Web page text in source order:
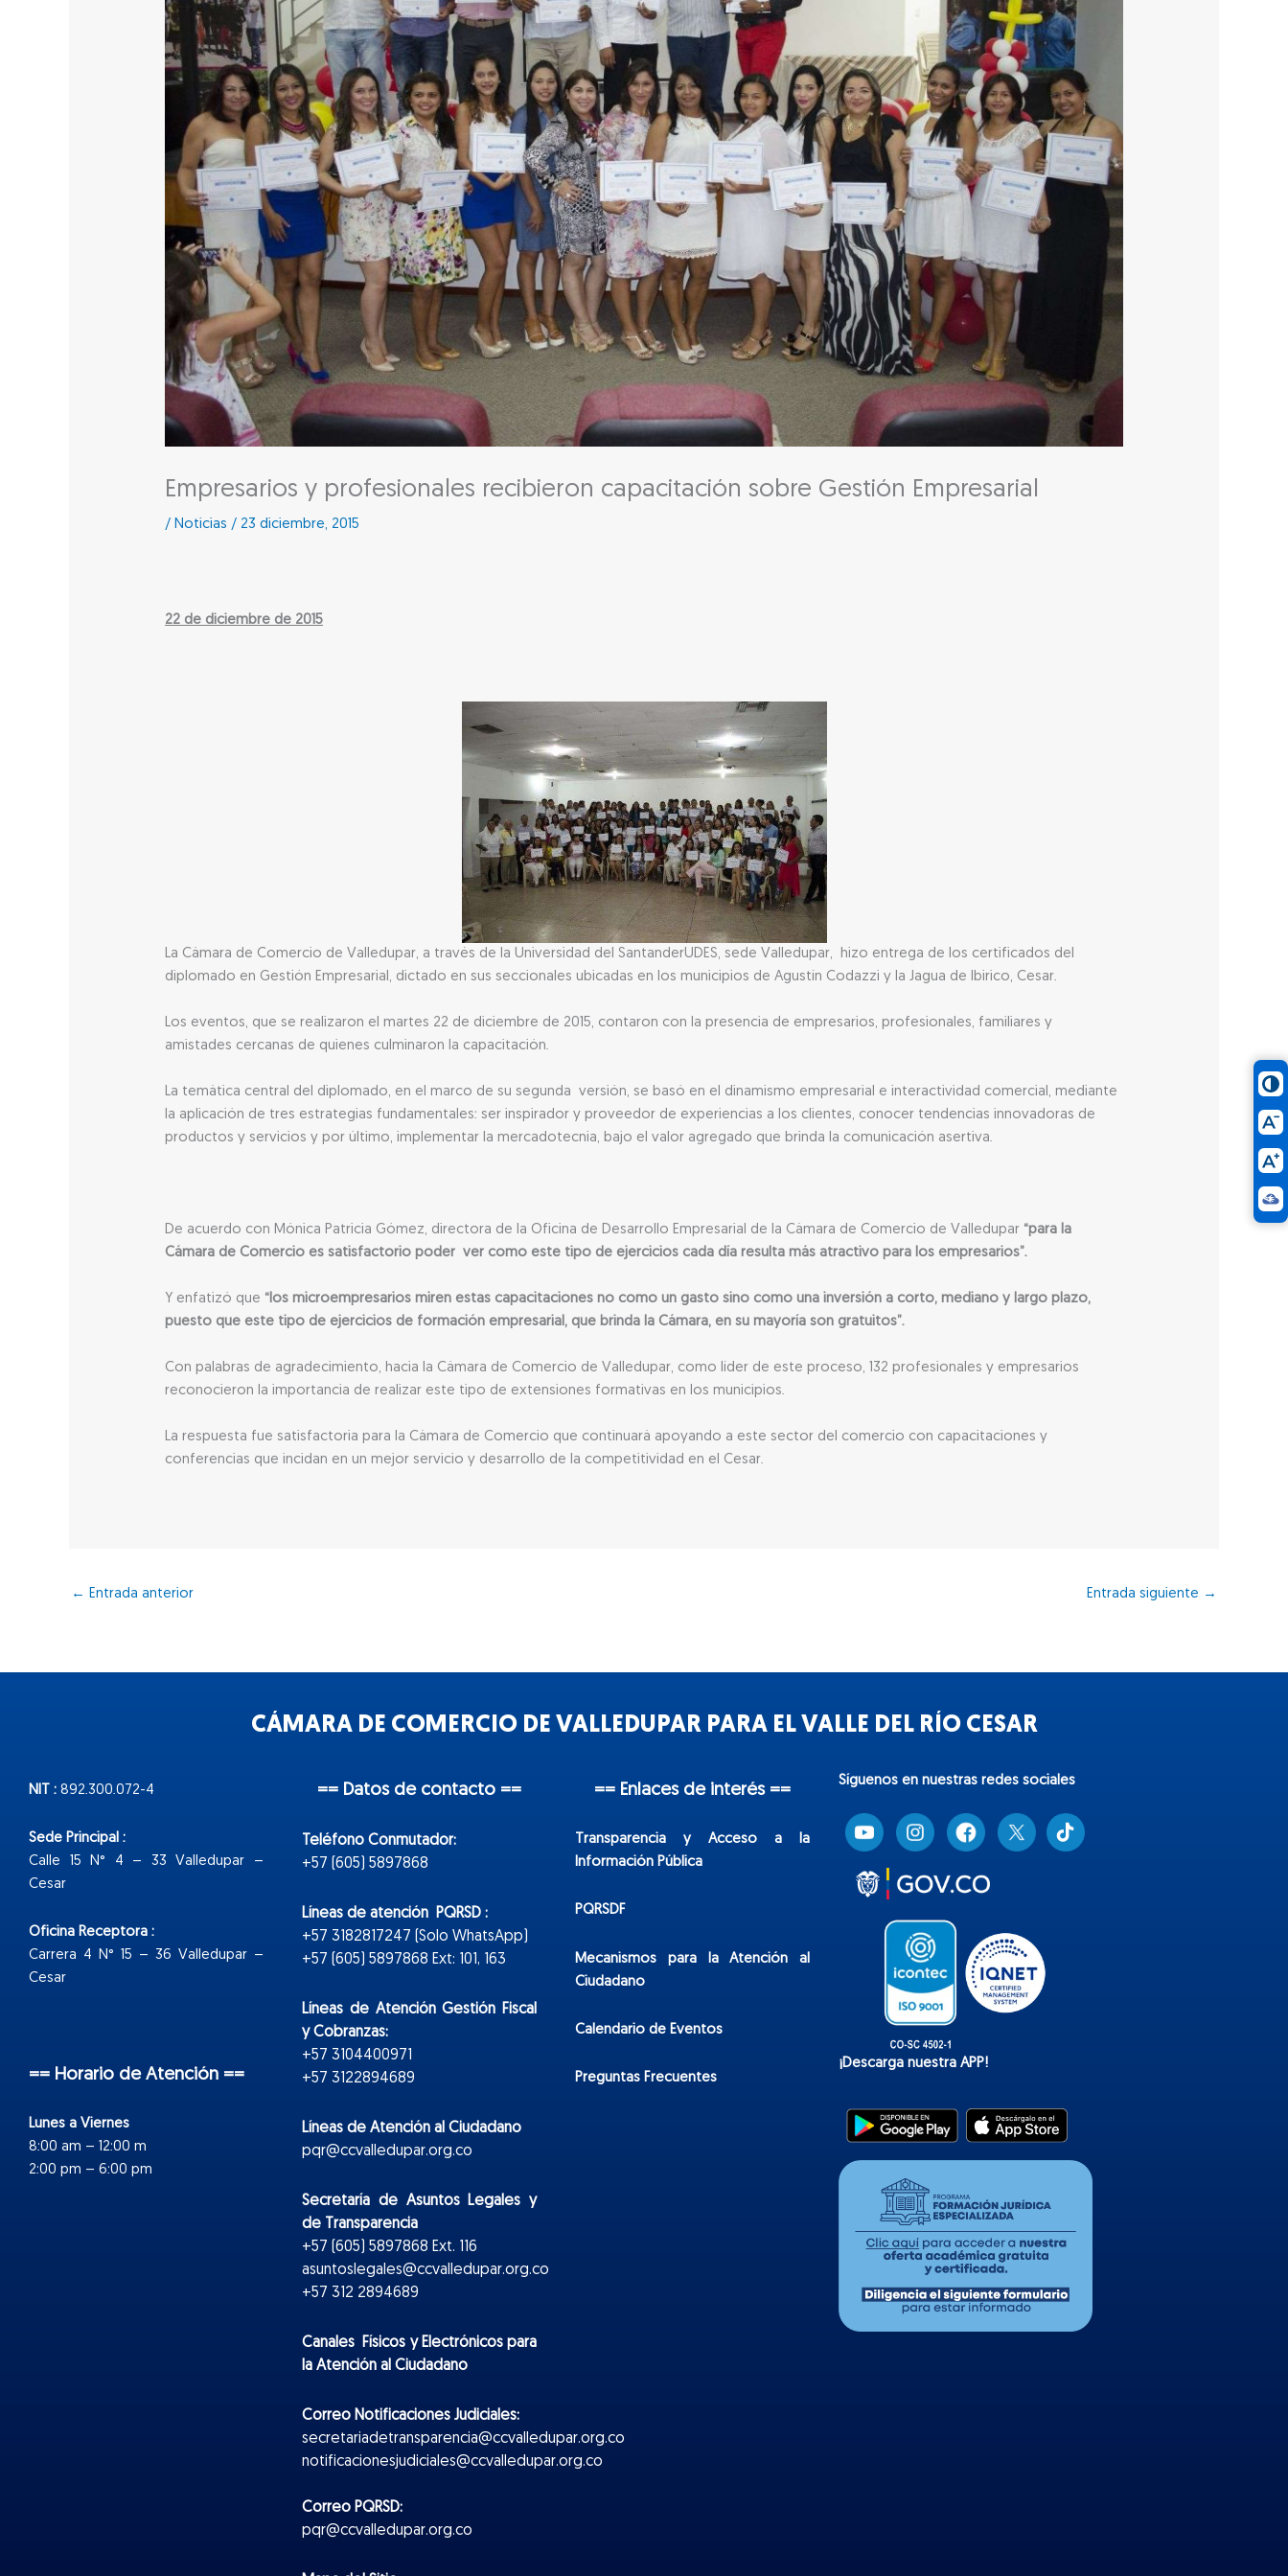
Empresarios y profesionales recibieron capacitación sobre Gestión Empresarial
/ Noticias / 23 diciembre, 2015
22 de diciembre de 2015
La Cámara de Comercio de Valledupar, a través de la Universidad del SantanderUDES, sede Valledupar, hizo entrega de los certificados del
diplomado en Gestión Empresarial, dictado en sus seccionales ubicadas en los municipios de Agustín Codazzi y la Jagua de Ibirico, Cesar.
Los eventos, que se realizaron el martes 22 de diciembre de 2015, contaron con la presencia de empresarios, profesionales, familiares y
amistades cercanas de quienes culminaron la capacitación.
La temática central del diplomado, en el marco de su segunda versión, se basó en el dinamismo empresarial e interactividad comercial, mediante
la aplicación de tres estrategias fundamentales: ser inspirador y proveedor de experiencias a los clientes, conocer tendencias innovadoras de
productos y servicios y por último, implementar la mercadotecnia, bajo el valor agregado que brinda la comunicación asertiva.
De acuerdo con Mónica Patricia Gómez, directora de la Oficina de Desarrollo Empresarial de la Cámara de Comercio de Valledupar “para la
Cámara de Comercio es satisfactorio poder ver como este tipo de ejercicios cada día resulta más atractivo para los empresarios”.
Y enfatizó que “los microempresarios miren estas capacitaciones no como un gasto sino como una inversión a corto, mediano y largo plazo,
puesto que este tipo de ejercicios de formación empresarial, que brinda la Cámara, en su mayoría son gratuitos”.
Con palabras de agradecimiento, hacia la Cámara de Comercio de Valledupar, como líder de este proceso, 132 profesionales y empresarios
reconocieron la importancia de realizar este tipo de extensiones formativas en los municipios.
La respuesta fue satisfactoria para la Cámara de Comercio que continuará apoyando a este sector del comercio con capacitaciones y
conferencias que incidan en un mejor servicio y desarrollo de la competitividad en el Cesar.
← Entrada anterior Entrada siguiente →
CÁMARA DE COMERCIO DE VALLEDUPAR PARA EL VALLE DEL RÍO CESAR
NIT : 892.300.072-4
Sede Principal :
Calle 15 N° 4 – 33 Valledupar –
Cesar
Oficina Receptora :
Carrera 4 N° 15 – 36 Valledupar –
Cesar
== Horario de Atención ==
Lunes a Viernes
8:00 am – 12:00 m
2:00 pm – 6:00 pm
== Datos de contacto ==
Teléfono Conmutador:
+57 (605) 5897868
Líneas de atención PQRSD :
+57 3182817247 (Solo WhatsApp)
+57 (605) 5897868 Ext: 101, 163
Líneas de Atención Gestión Fiscal
y Cobranzas:
+57 3104400971
+57 3122894689
Líneas de Atención al Ciudadano
pqr@ccvalledupar.org.co
Secretaría de Asuntos Legales y
de Transparencia
+57 (605) 5897868 Ext. 116
asuntoslegales@ccvalledupar.org.co
+57 312 2894689
Canales Físicos yElectrónicospara
la Atención al Ciudadano
Correo Notificaciones Judiciales:
secretariadetransparencia@ccvalledupar.org.co
notificacionesjudiciales@ccvalledupar.org.co
Correo PQRSD:
pqr@ccvalledupar.org.co
== Enlaces de interés ==
Transparencia y Acceso a la
Información Pública
PQRSDF
Mecanismos para la Atención al
Ciudadano
Calendario de Eventos
Preguntas Frecuentes
Síguenos en nuestras redes sociales
T
i
k
¡Descarga nuestra APP!